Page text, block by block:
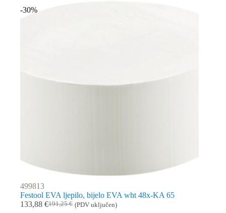
-30%
499813
Festool EVA ljepilo, bijelo EVA wht 48x-KA 65
191,25€
Izvorna
133,88 €Trenutna (PDV uključen)